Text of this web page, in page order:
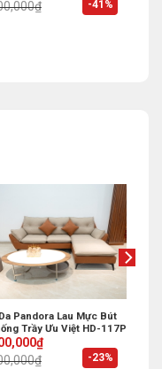
-41%
₫
-23%
Pandora Lau Mực Bút
Trầy Ưu Việt HD-117P
₫
₫